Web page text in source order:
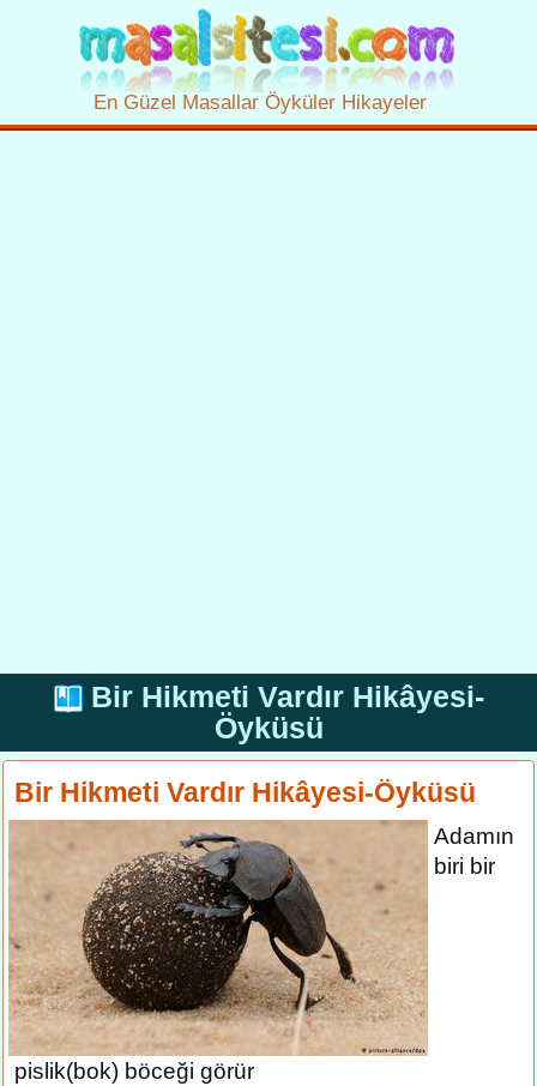
En Güzel Masallar Öyküler Hikayeler
Bir Hikmeti Vardır Hikâyesi-
Öyküsü
Bir Hikmeti Vardır Hikâyesi-Öyküsü
Adamın
biri bir
pislik(bok) böceği görür